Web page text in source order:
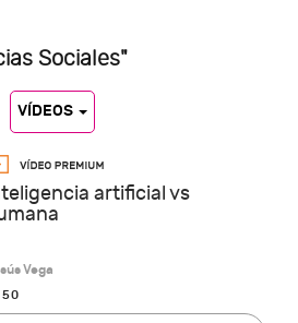
Sociales"
VÍDEOS
artificial vs
Vega
50